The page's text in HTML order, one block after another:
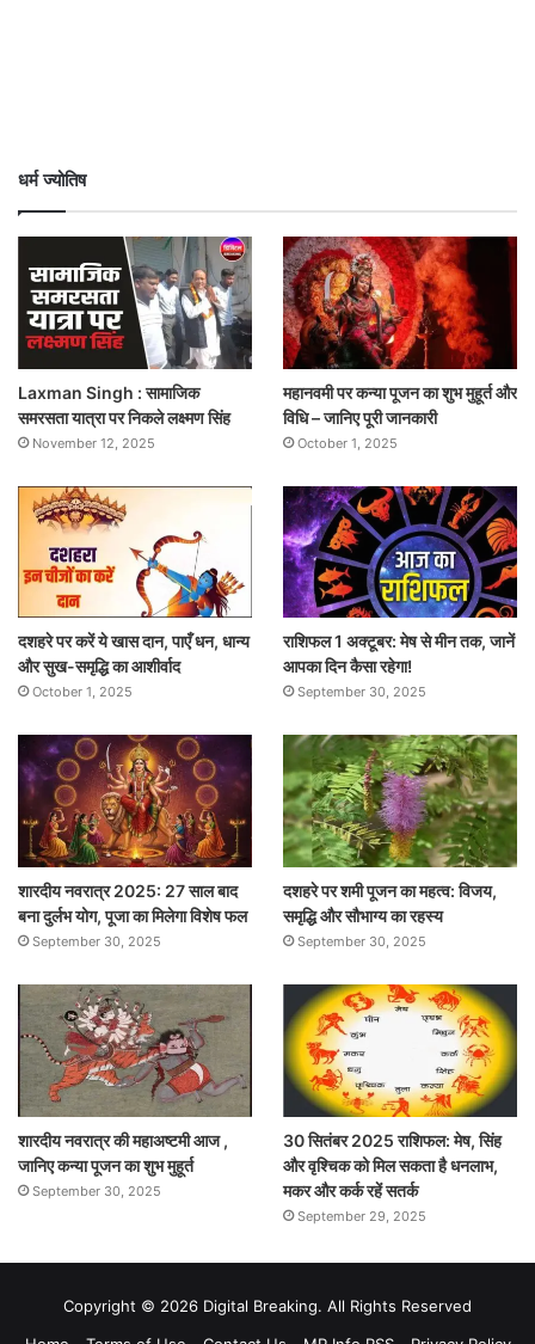
धर्म ज्योतिष
Laxman Singh : सामाजिक
समरसता यात्रा पर निकले लक्ष्मण सिंह
November 12, 2025
महानवमी पर कन्या पूजन का शुभ मुहूर्त और
विधि – जानिए पूरी जानकारी
October 1, 2025
दशहरे पर करें ये खास दान, पाएँ धन, धान्य
और सुख-समृद्धि का आशीर्वाद
October 1, 2025
राशिफल 1 अक्टूबर: मेष से मीन तक, जानें
आपका दिन कैसा रहेगा!
September 30, 2025
शारदीय नवरात्र 2025: 27 साल बाद
बना दुर्लभ योग, पूजा का मिलेगा विशेष फल
September 30, 2025
दशहरे पर शमी पूजन का महत्व: विजय,
समृद्धि और सौभाग्य का रहस्य
September 30, 2025
शारदीय नवरात्र की महाअष्टमी आज ,
जानिए कन्या पूजन का शुभ मुहूर्त
September 30, 2025
30 सितंबर 2025 राशिफल: मेष, सिंह
और वृश्चिक को मिल सकता है धनलाभ,
मकर और कर्क रहें सतर्क
September 29, 2025
Copyright © 2026 Digital Breaking. All Rights Reserved